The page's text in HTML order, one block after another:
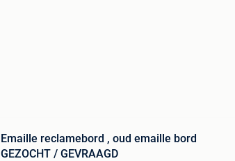
Emaille reclamebord , oud emaille bord
GEZOCHT / GEVRAAGD